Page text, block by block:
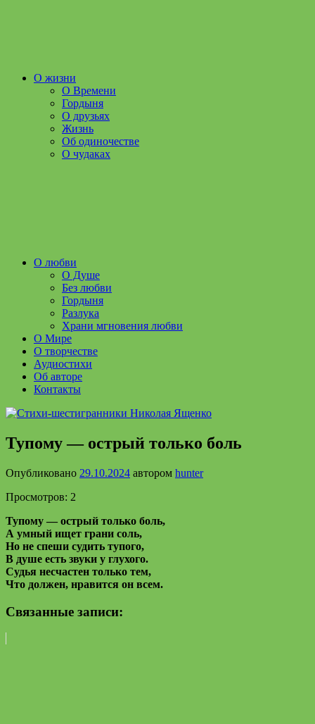
О жизни
О Времени
Гордыня
О друзьях
Жизнь
Об одиночестве
О чудаках
О любви
О Душе
Без любви
Гордыня
Разлука
Храни мгновения любви
О Мире
О творчестве
Аудиостихи
Об авторе
Контакты
Тупому — острый только боль
Опубликовано 29.10.2024 автором hunter
Просмотров: 2
Тупому — острый только боль,
А умный ищет грани соль,
Но не спеши судить тупого,
В душе есть звуки у глухого.
Судья несчастен только тем,
Что должен, нравится он всем.
Связанные записи: